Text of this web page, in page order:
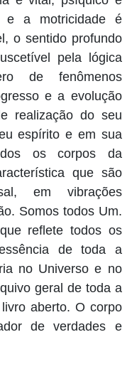
e a motricidade é
o sentido profundo
pela lógica
de fenômenos
e a evolução
realização do seu
espírito e em sua
os corpos da
que são
em vibrações
Somos todos Um.
reflete todos os
de toda a
no Universo e no
geral de toda a
aberto. O corpo
de verdades e